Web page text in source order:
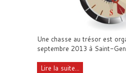
Une chasse au trésor est
septembre 2013 à Saint-
Lire la suite...